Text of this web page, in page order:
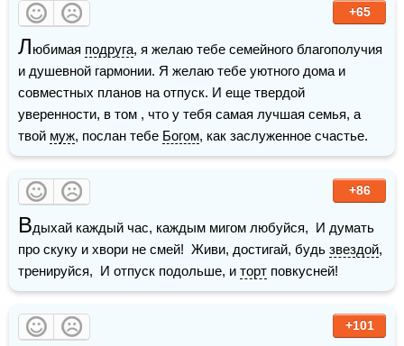
+65
Любимая подруга, я желаю тебе семейного благополучия
и душевной гармонии. Я желаю тебе уютного дома и
совместных планов на отпуск. И еще твердой
уверенности, в том , что у тебя самая лучшая семья, а
твой муж, послан тебе Богом, как заслуженное счастье.
+86
Вдыхай каждый час, каждым мигом любуйся,  И думать
про скуку и хвори не смей!  Живи, достигай, будь звездой,
тренируйся,  И отпуск подольше, и торт повкусней!
+101